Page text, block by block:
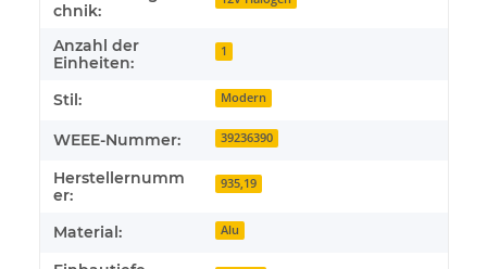
chnik:
Anzahl der
Einheiten:
1
Stil: Modern
WEEE-Nummer: 39236390
Herstellernumm
er:
935,19
Material: Alu